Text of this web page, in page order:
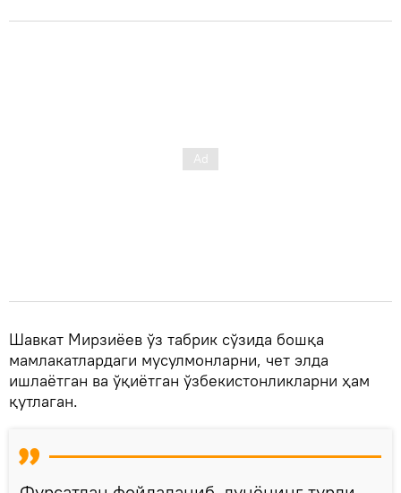
Шавкат Мирзиёев ўз табрик сўзида бошқа
мамлакатлардаги мусулмонларни, чет элда
ишлаётган ва ўқиётган ўзбекистонликларни ҳам
қутлаган.